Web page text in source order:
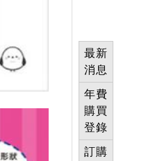
最新
消息
年費
購買
登錄
訂購